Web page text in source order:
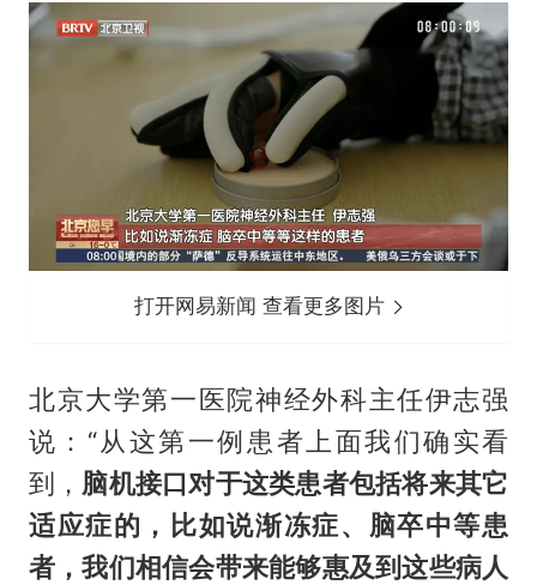
打开网易新闻 查看更多图片
北京大学第一医院神经外科主任伊志强
说：“从这第一例患者上面我们确实看
到， 脑机接口对于这类患者包括将来其它
适应症的，比如说渐冻症、脑卒中等患
者，我们相信会带来能够惠及到这些病人